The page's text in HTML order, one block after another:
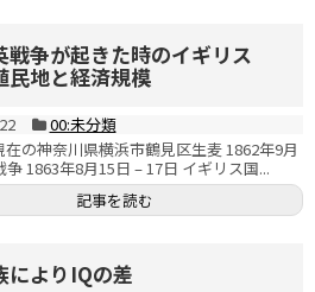
戦争が起きた時のイギリス
民地と経済規模
00:未分類
在の神奈川県横浜市鶴見区生麦 1862年9月
争 1863年8月15日 – 17日 イギリス国...
記事を読む
によりIQの差